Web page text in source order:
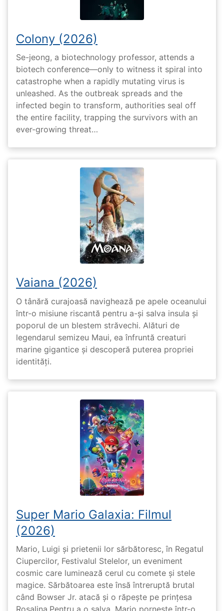
Colony (2026)
Se-jeong, a biotechnology professor, attends a
biotech conference—only to witness it spiral into
catastrophe when a rapidly mutating virus is
unleashed. As the outbreak spreads and the
infected begin to transform, authorities seal off
the entire facility, trapping the survivors with an
ever-growing threat…
Vaiana (2026)
O tânără curajoasă navighează pe apele oceanului
într-o misiune riscantă pentru a-și salva insula și
poporul de un blestem străvechi. Alături de
legendarul semizeu Maui, ea înfruntă creaturi
marine gigantice și descoperă puterea propriei
identități.
Super Mario Galaxia: Filmul
(2026)
Mario, Luigi și prietenii lor sărbătoresc, în Regatul
Ciupercilor, Festivalul Stelelor, un eveniment
cosmic care luminează cerul cu comete și stele
magice. Sărbătoarea este însă întreruptă brutal
când Bowser Jr. atacă și o răpește pe prinţesa
Rosalina.Pentru a o salva, Mario pornește într-o